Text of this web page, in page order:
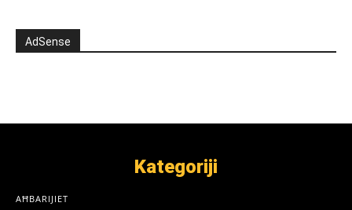
AdSense
Kategoriji
AĦBARIJIET